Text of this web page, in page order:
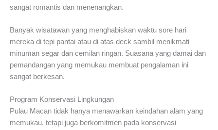
sangat romantis dan menenangkan.
Banyak wisatawan yang menghabiskan waktu sore hari
mereka di tepi pantai atau di atas deck sambil menikmati
minuman segar dan cemilan ringan. Suasana yang damai dan
pemandangan yang memukau membuat pengalaman ini
sangat berkesan.
Program Konservasi Lingkungan
Pulau Macan tidak hanya menawarkan keindahan alam yang
memukau, tetapi juga berkomitmen pada konservasi